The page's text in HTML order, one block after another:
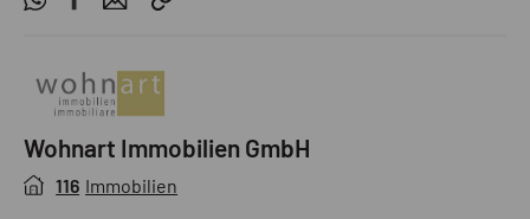
Wohnart Immobilien GmbH
116 Immobilien